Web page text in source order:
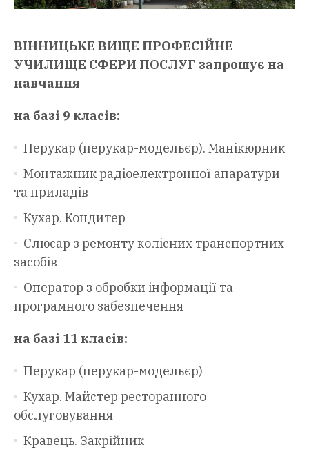
ВІННИЦЬКЕ ВИЩЕ ПРОФЕСІЙНЕ
УЧИЛИЩЕ СФЕРИ ПОСЛУГ запрошує на
навчання
на базі 9 класів:
Перукар (перукар-модельєр). Манікюрник
Монтажник радіоелектронної апаратури
та приладів
Кухар. Кондитер
Слюсар з ремонту колісних транспортних
засобів
Оператор з обробки інформації та
програмного забезпечення
на базі 11 класів:
Перукар (перукар-модельєр)
Кухар. Майстер ресторанного
обслуговування
Кравець. Закрійник